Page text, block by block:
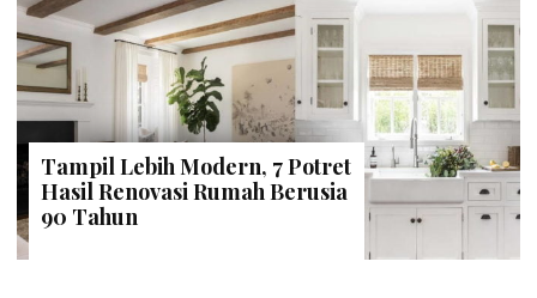
Tampil Lebih Modern, 7 Potret
Hasil Renovasi Rumah Berusia
90 Tahun